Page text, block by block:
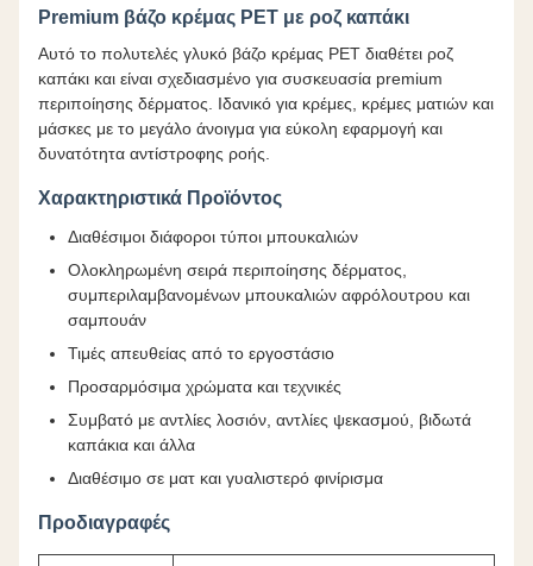
Premium βάζο κρέμας PET με ροζ καπάκι
Αυτό το πολυτελές γλυκό βάζο κρέμας PET διαθέτει ροζ
καπάκι και είναι σχεδιασμένο για συσκευασία premium
περιποίησης δέρματος. Ιδανικό για κρέμες, κρέμες ματιών και
μάσκες με το μεγάλο άνοιγμα για εύκολη εφαρμογή και
δυνατότητα αντίστροφης ροής.
Χαρακτηριστικά Προϊόντος
Διαθέσιμοι διάφοροι τύποι μπουκαλιών
Ολοκληρωμένη σειρά περιποίησης δέρματος,
συμπεριλαμβανομένων μπουκαλιών αφρόλουτρου και
σαμπουάν
Τιμές απευθείας από το εργοστάσιο
Προσαρμόσιμα χρώματα και τεχνικές
Συμβατό με αντλίες λοσιόν, αντλίες ψεκασμού, βιδωτά
καπάκια και άλλα
Διαθέσιμο σε ματ και γυαλιστερό φινίρισμα
Προδιαγραφές